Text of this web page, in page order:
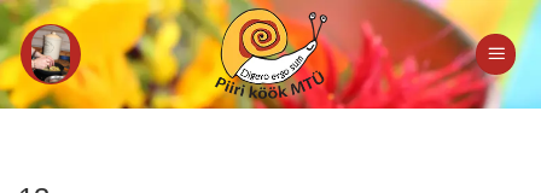
Skip
to
content